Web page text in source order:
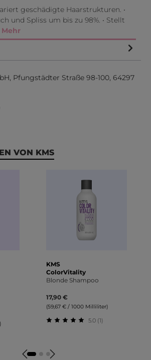
geschädigte Haarstrukturen. •
und Spliss um bis zu 98%. • Stellt
Mehr
Pfungstädter Straße 98-100, 64297
VON KMS
Bewertung von 5 von 5 Sternen
KMS
ColorVitality
Blonde Shampoo
17,90 €
(59,67 € / 1000 Milliliter)
5.0 (1)